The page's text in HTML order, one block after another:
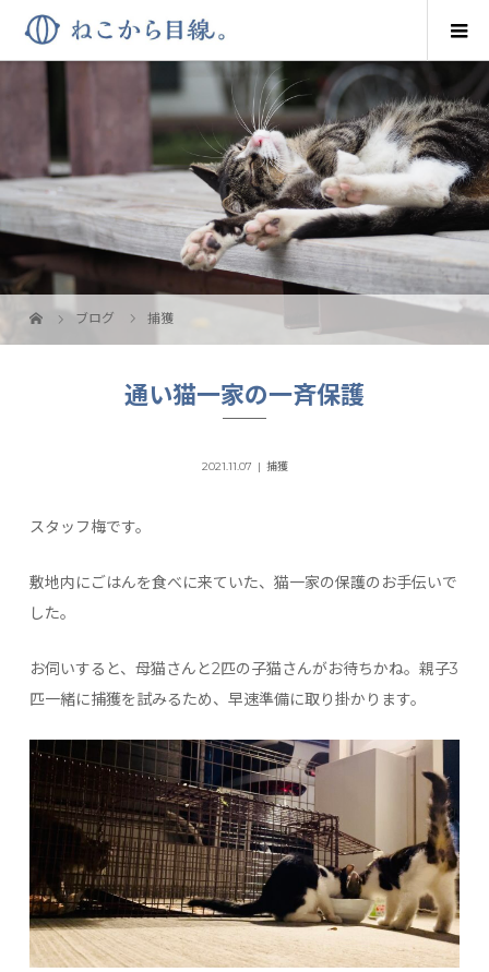
ブログ 捕獲
通い猫一家の一斉保護
2021.11.07 捕獲
スタッフ梅です。
敷地内にごはんを食べに来ていた、猫一家の保護のお手伝いで
した。
お伺いすると、母猫さんと2匹の子猫さんがお待ちかね。親子3
匹一緒に捕獲を試みるため、早速準備に取り掛かります。